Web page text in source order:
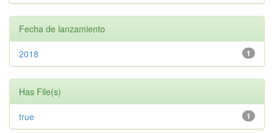
Fecha de lanzamiento
1
2018
Has File(s)
1
true